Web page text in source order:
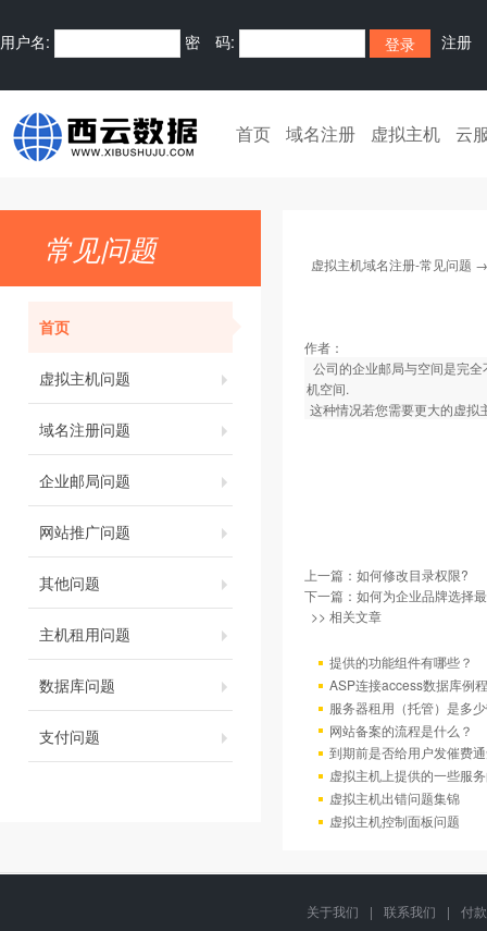
用户名: 密 码: 注册
首页 域名注册 虚拟主机 云
常见问题
首页
虚拟主机问题
域名注册问题
企业邮局问题
网站推广问题
其他问题
主机租用问题
数据库问题
支付问题
虚拟主机域名注册-常见问题
作者：
公司的企业邮局与空间是完
机空间.
这种情况若您需要更大的虚拟
上一篇： 如何修改目录权限?
下一篇： 如何为企业品牌选择
>> 相关文章
提供的功能组件有哪些？
ASP连接access数据库例程
服务器租用（托管）是多
网站备案的流程是什么？
到期前是否给用户发催费
虚拟主机上提供的一些服
虚拟主机出错问题集锦
虚拟主机控制面板问题
关于我们 | 联系我们 |
付